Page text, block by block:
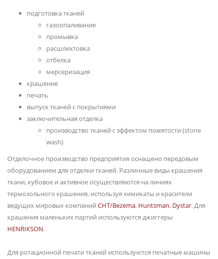
подготовка тканей
газоопаливание
промывка
расшлихтовка
отбелка
мерсеризация
крашение
печать
выпуск тканей с покрытиями
заключительная отделка
производство тканей с эффектом помятости (stone
wash)
Отделочное производство предприятия оснащено передовым
оборудованием для отделки тканей. Различные виды крашения
ткани, кубовое и активное осуществляются на линиях
термозольного крашения, используя химикаты и красители
ведущих мировых компаний CHT/Bezema, Huntsman, Dystar. Для
крашения маленьких партий используются джиггеры
HENRIКSON.
Для ротационной печати тканей используются печатные машины